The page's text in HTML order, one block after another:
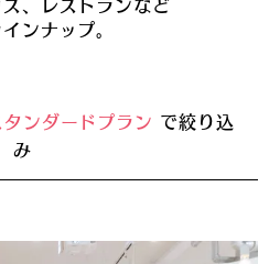
ンナップ。
ンダードプラン で絞り込
み